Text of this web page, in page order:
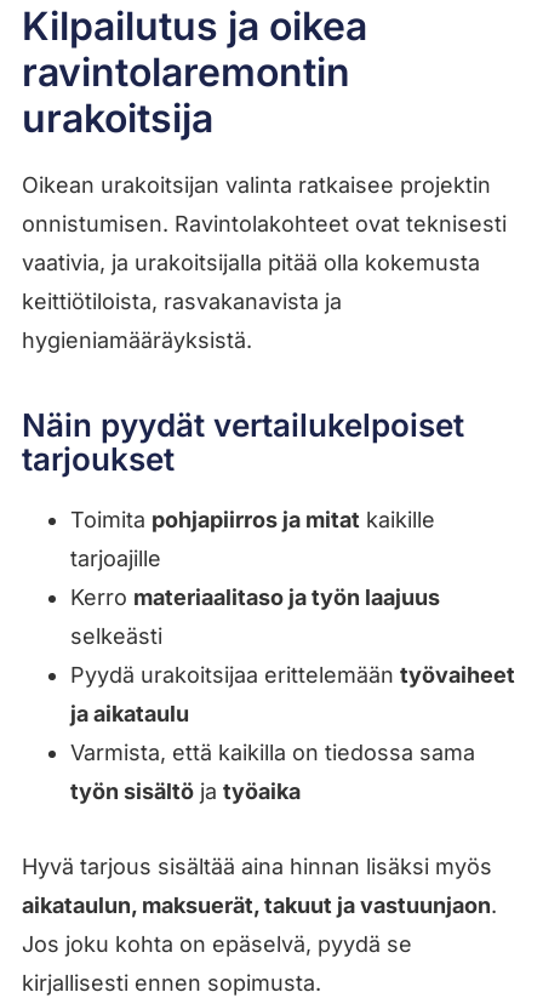
Kilpailutus ja oikea
ravintolaremontin
urakoitsija
Oikean urakoitsijan valinta ratkaisee projektin
onnistumisen. Ravintolakohteet ovat teknisesti
vaativia, ja urakoitsijalla pitää olla kokemusta
keittiötiloista, rasvakanavista ja
hygieniamääräyksistä.
Näin pyydät vertailukelpoiset
tarjoukset
Toimita pohjapiirros ja mitat kaikille
tarjoajille
Kerro materiaalitaso ja työn laajuus
selkeästi
Pyydä urakoitsijaa erittelemään työvaiheet
ja aikataulu
Varmista, että kaikilla on tiedossa sama
työn sisältöja työaika
Hyvä tarjous sisältää aina hinnan lisäksi myös
aikataulun, maksuerät, takuut ja vastuunjaon.
Jos joku kohta on epäselvä, pyydä se
kirjallisesti ennen sopimusta.